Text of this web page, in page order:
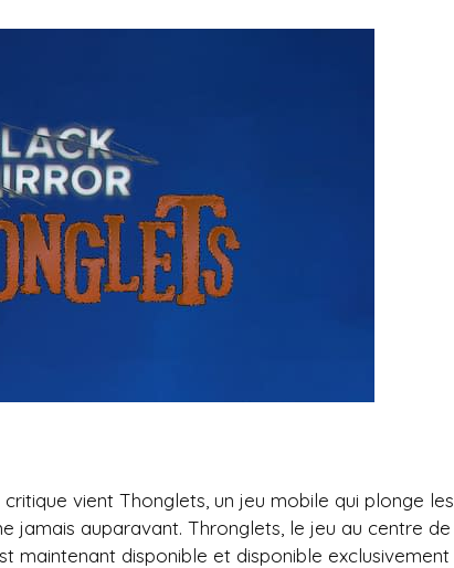
vient Thonglets, un jeu mobile qui plonge les
jamais auparavant. Thronglets, le jeu au centre de
maintenant disponible et disponible exclusivement